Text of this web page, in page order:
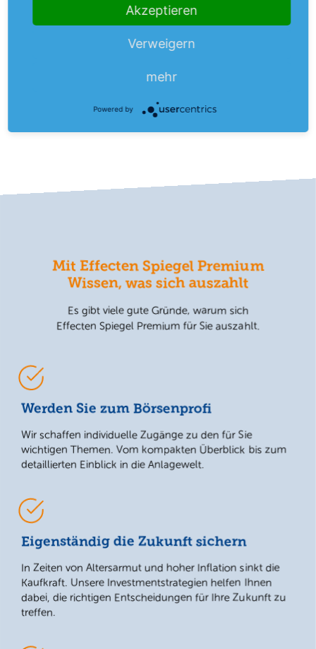
zurück zum Inhaltsverzeichnis
Mit Effecten Spiegel Premium
Wissen, was sich auszahlt
Es gibt viele gute Gründe, warum sich
Effecten Spiegel Premium für Sie auszahlt.
Werden Sie zum Börsenprofi
Wir schaffen individuelle Zugänge zu den für Sie
wichtigen Themen. Vom kompakten Überblick bis zum
detaillierten Einblick in die Anlagewelt.
Eigenständig die Zukunft sichern
In Zeiten von Altersarmut und hoher Inflation sinkt die
Kaufkraft. Unsere Investmentstrategien helfen Ihnen
dabei, die richtigen Entscheidungen für Ihre Zukunft zu
treffen.
Akzeptieren
Verweigern
mehr
Powered by